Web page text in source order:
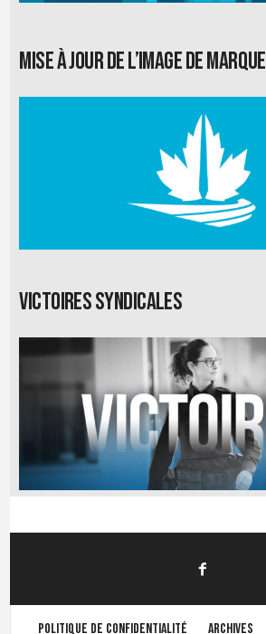
Mise à jour de l’image de marque
Victoires syndicales
Politique de confidentialité Archives